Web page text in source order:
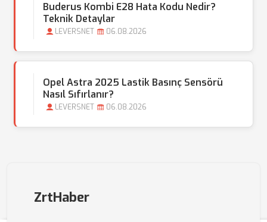
Buderus Kombi E28 Hata Kodu Nedir?
Teknik Detaylar
LEVERSNET 06.08.2026
Opel Astra 2025 Lastik Basınç Sensörü
Nasıl Sıfırlanır?
LEVERSNET 06.08.2026
ZrtHaber